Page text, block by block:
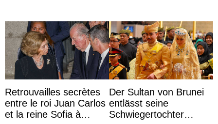
Retrouvailles secrètes
entre le roi Juan Carlos
et la reine Sofia à
Der Sultan von Brunei
entlässt seine
Schwiegertochter